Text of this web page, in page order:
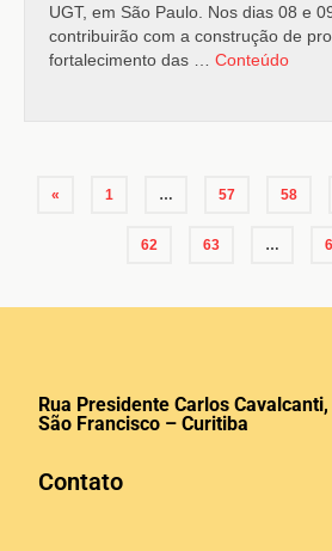
UGT, em São Paulo. Nos dias 08 e
contribuirão com a construção de
fortalecimento das … Conteúdo
« 1 … 57 58
62 63 …
Rua Presidente Carlos
São Francisco – Curitiba
Contato